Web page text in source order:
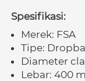
Spesifikasi:
Merek: FSA
Tipe:
Diameter
Lebar: 400